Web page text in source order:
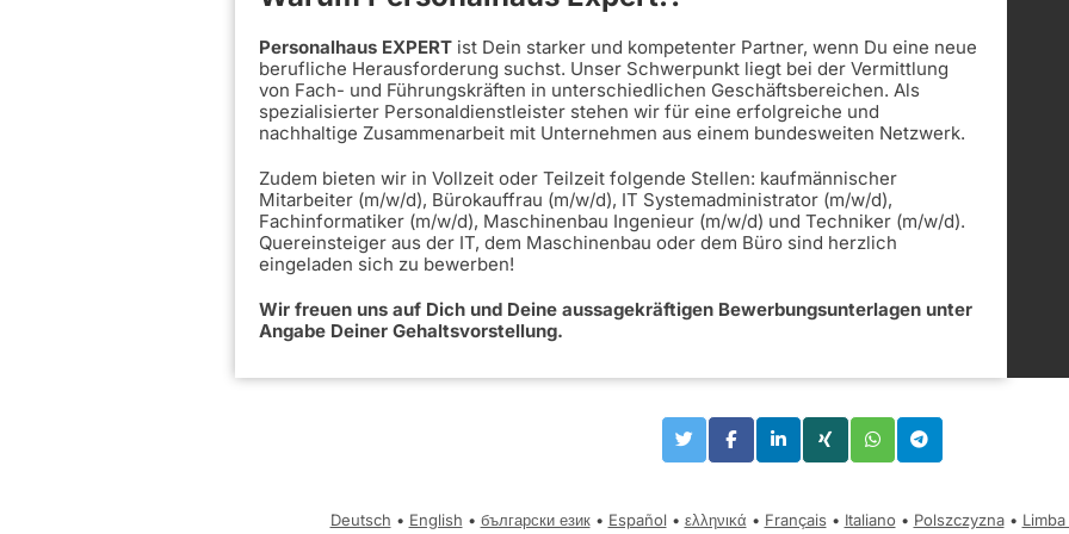
Personalhaus EXPERT ist Dein starker und kompetenter Partner, wenn Du eine neue
berufliche Herausforderung suchst. Unser Schwerpunkt liegt bei der Vermittlung
von Fach- und Führungskräften in unterschiedlichen Geschäftsbereichen. Als
spezialisierter Personaldienstleister stehen wir für eine erfolgreiche und
nachhaltige Zusammenarbeit mit Unternehmen aus einem bundesweiten Netzwerk.
Zudem bieten wir in Vollzeit oder Teilzeit folgende Stellen: kaufmännischer
Mitarbeiter (m/w/d), Bürokauffrau (m/w/d), IT Systemadministrator (m/w/d),
Fachinformatiker (m/w/d), Maschinenbau Ingenieur (m/w/d) und Techniker (m/w/d).
Quereinsteiger aus der IT, dem Maschinenbau oder dem Büro sind herzlich
eingeladen sich zu bewerben!
Wir freuen uns auf Dich und Deine aussagekräftigen Bewerbungsunterlagen unter
Angabe Deiner Gehaltsvorstellung.
Deutsch • English • български език • Español • ελληνικά • Français • Italiano • Polszczyzna •